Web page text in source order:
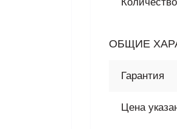
ОБЩИЕ
Гарантия
Цена